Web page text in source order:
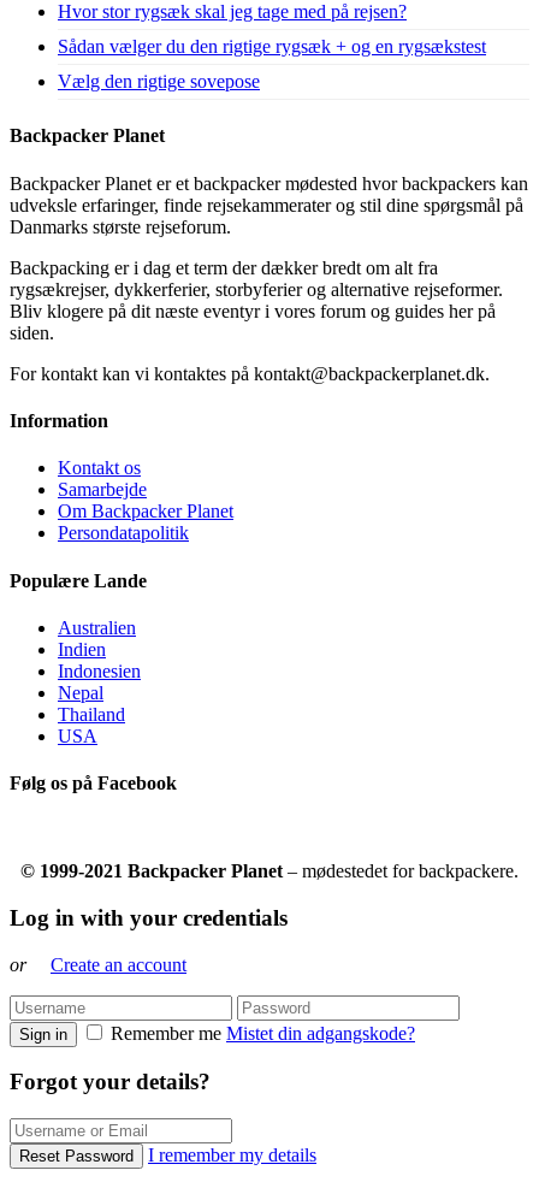
Hvor stor rygsæk skal jeg tage med på rejsen?
Sådan vælger du den rigtige rygsæk + og en rygsækstest
Vælg den rigtige sovepose
Backpacker Planet
Backpacker Planet er et backpacker mødested hvor backpackers kan
udveksle erfaringer, finde rejsekammerater og stil dine spørgsmål på
Danmarks største rejseforum.
Backpacking er i dag et term der dækker bredt om alt fra
rygsækrejser, dykkerferier, storbyferier og alternative rejseformer.
Bliv klogere på dit næste eventyr i vores forum og guides her på
siden.
For kontakt kan vi kontaktes på kontakt@backpackerplanet.dk.
Information
Kontakt os
Samarbejde
Om Backpacker Planet
Persondatapolitik
Populære Lande
Australien
Indien
Indonesien
Nepal
Thailand
USA
Følg os på Facebook
© 1999-2021 Backpacker Planet – mødestedet for backpackere.
Log in with your credentials
or Create an account
Sign in Remember me Mistet din adgangskode?
Forgot your details?
Reset Password I remember my details